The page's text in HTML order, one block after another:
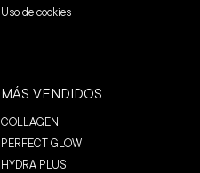
Uso de cookies
MÁS VENDIDOS
COLLAGEN
PERFECT GLOW
HYDRA PLUS